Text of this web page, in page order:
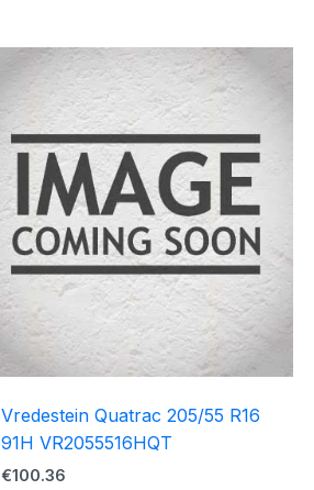
Vredestein Quatrac 205/55 R16
91H VR2055516HQT
€100.36